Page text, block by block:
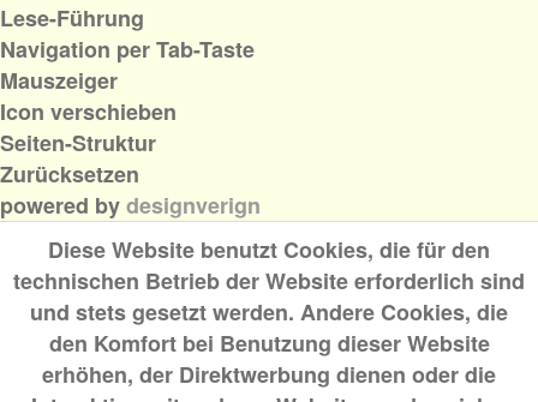
Diese Website benutzt Cookies, die für den
technischen Betrieb der Website erforderlich sind
und stets gesetzt werden. Andere Cookies, die
den Komfort bei Benutzung dieser Website
erhöhen, der Direktwerbung dienen oder die
Lese-Führung
Navigation per Tab-Taste
Mauszeiger
Icon verschieben
Seiten-Struktur
Zurücksetzen
powered bydesignverign